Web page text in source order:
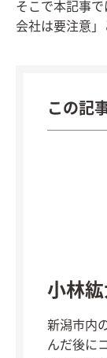
そこで本記事
会社は要注意」
この記
小林紘
新潟市内
んだ後に